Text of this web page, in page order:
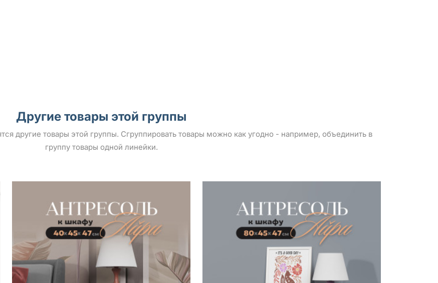
Другие товары этой группы
другие товары этой группы. Сгруппировать товары можно как угодно - например, объединить в
группу товары одной линейки.